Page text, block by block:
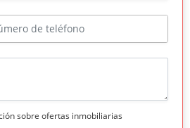
sobre ofertas inmobiliarias